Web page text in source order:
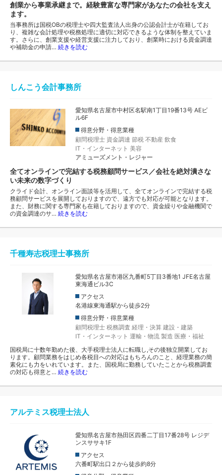
創業から事業承継まで。経験豊富な専門家があなたの会社を支え
ます。
当事務所は国税OBの税理士や四大監査法人出身の公認会計士が在籍してお
り、複雑な会計処理や税務処理に適切に対応できるような体制を整えていま
す。さらに、創業支援や経営支援に注力しており、創業時における資金調達
や補助金の申請… 続きを読む
しんこう会計事務所
愛知県名古屋市中村区名駅南1丁目19番13号 AEビ
ル6F
得意分野・得意業種
顧問税理士 資金調達 節税 不動産 飲食
IT・インターネット 美容
アミューズメント・レジャー
全てオンラインで完結する税務顧問サービス／会社を絶対潰さな
い未来の数字づくり
クライド会計、オンライン面談等を活用して、全てオンラインで完結する税
務顧問サービスを展開しておりますので、遠方でも対応が可能となります。
また、財務に関する専門家も在籍しておりますので、資金繰りや金融機関で
の資金調達のサ… 続きを読む
千種寿志税理士事務所
愛知県名古屋市港区九番町5丁目3番地1 JFE名古屋
東海通ビル3C
アクセス
名港線東海通駅から徒歩2分
得意分野・得意業種
顧問税理士 税務調査 経理・決算 建設・建築
IT・インターネット 運輸・物流 製造 医療・福祉
国税局に十数年勤めた後、大手税理士法人に転職し,その後独立開業してお
ります。顧問業務をはじめ各税目への対応はもちろんのこと、経理業務の簡
素化にも力をいれています。また、国税局に勤務していたことから税務調査
の対応も得意と… 続きを読む
アルテミス税理士法人
愛知県名古屋市熱田区四番二丁目17番28号 レジデ
ンスササキ1F
アクセス
六番町駅出口２から徒歩約8分